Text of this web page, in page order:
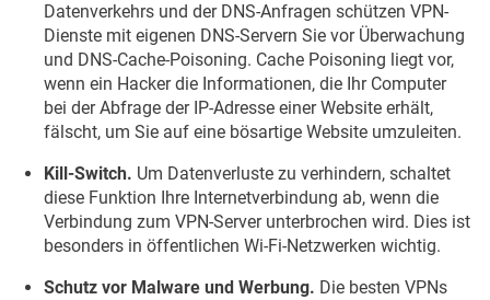
Datenverkehrs und der DNS-Anfragen schützen VPN-
Dienste mit eigenen DNS-Servern Sie vor Überwachung
und DNS-Cache-Poisoning. Cache Poisoning liegt vor,
wenn ein Hacker die Informationen, die Ihr Computer
bei der Abfrage der IP-Adresse einer Website erhält,
fälscht, um Sie auf eine bösartige Website umzuleiten.
Kill-Switch. Um Datenverluste zu verhindern, schaltet
diese Funktion Ihre Internetverbindung ab, wenn die
Verbindung zum VPN-Server unterbrochen wird. Dies ist
besonders in öffentlichen Wi-Fi-Netzwerken wichtig.
Schutz vor Malware und Werbung. Die besten VPNs